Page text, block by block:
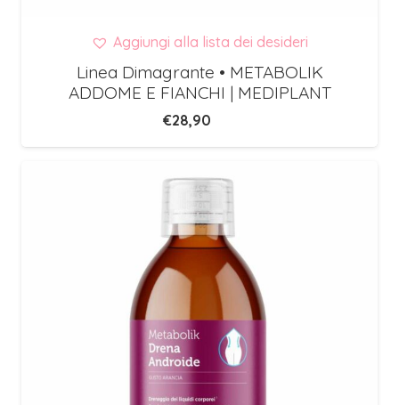
Aggiungi alla lista dei desideri
Linea Dimagrante • METABOLIK
ADDOME E FIANCHI | MEDIPLANT
€28,90